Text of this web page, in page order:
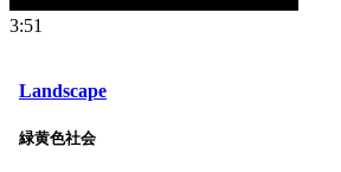
3:51
Landscape
緑黄色社会